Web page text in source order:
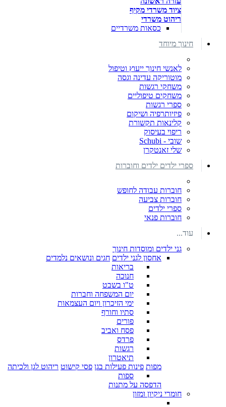
ציוד משרדי מקיף
ריהוט משרדי
כסאות משרדיים
חינוך מיוחד
לאנשי חינוך ייעוץ וטיפול
מוטוריקה עדינה וגסה
משחקי רגשות
משחקים טיפוליים
ספרי רגשות
פיזיותרפיה ושיקום
קלינאות תקשורת
ריפוי בעיסוק
שובי - Schubi
שלי זאנטקרן
ספרי ילדים ילדים וחוברות
חוברות עבודה לחופש
חוברות צביעה
ספרי ילדים
חוברות פנאי
עוד...
גני ילדים ומוסדות חינוך
אחסון לגני ילדים חגים ונושאים נלמדים
בריאות
חנוכה
ט"ו בשבט
יום המשפחה וחברות
ימי הזיכרון ויום העצמאות
סתיו וחורף
פורים
פסח ואביב
פרדס
רגשות
תיאטרון
מפות פינות פעילות בגן פסי קישוט ריהוט לגן ולכיתה
ספות
הדפסה על מתנות
חומרי ניקיון ומזון